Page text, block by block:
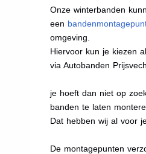
Onze winterbanden
een
omgeving.
Hiervoor kun je kiezen
via Autobanden
je hoeft dan niet op
banden te laten
Dat hebben wij al voor
De montagepunten